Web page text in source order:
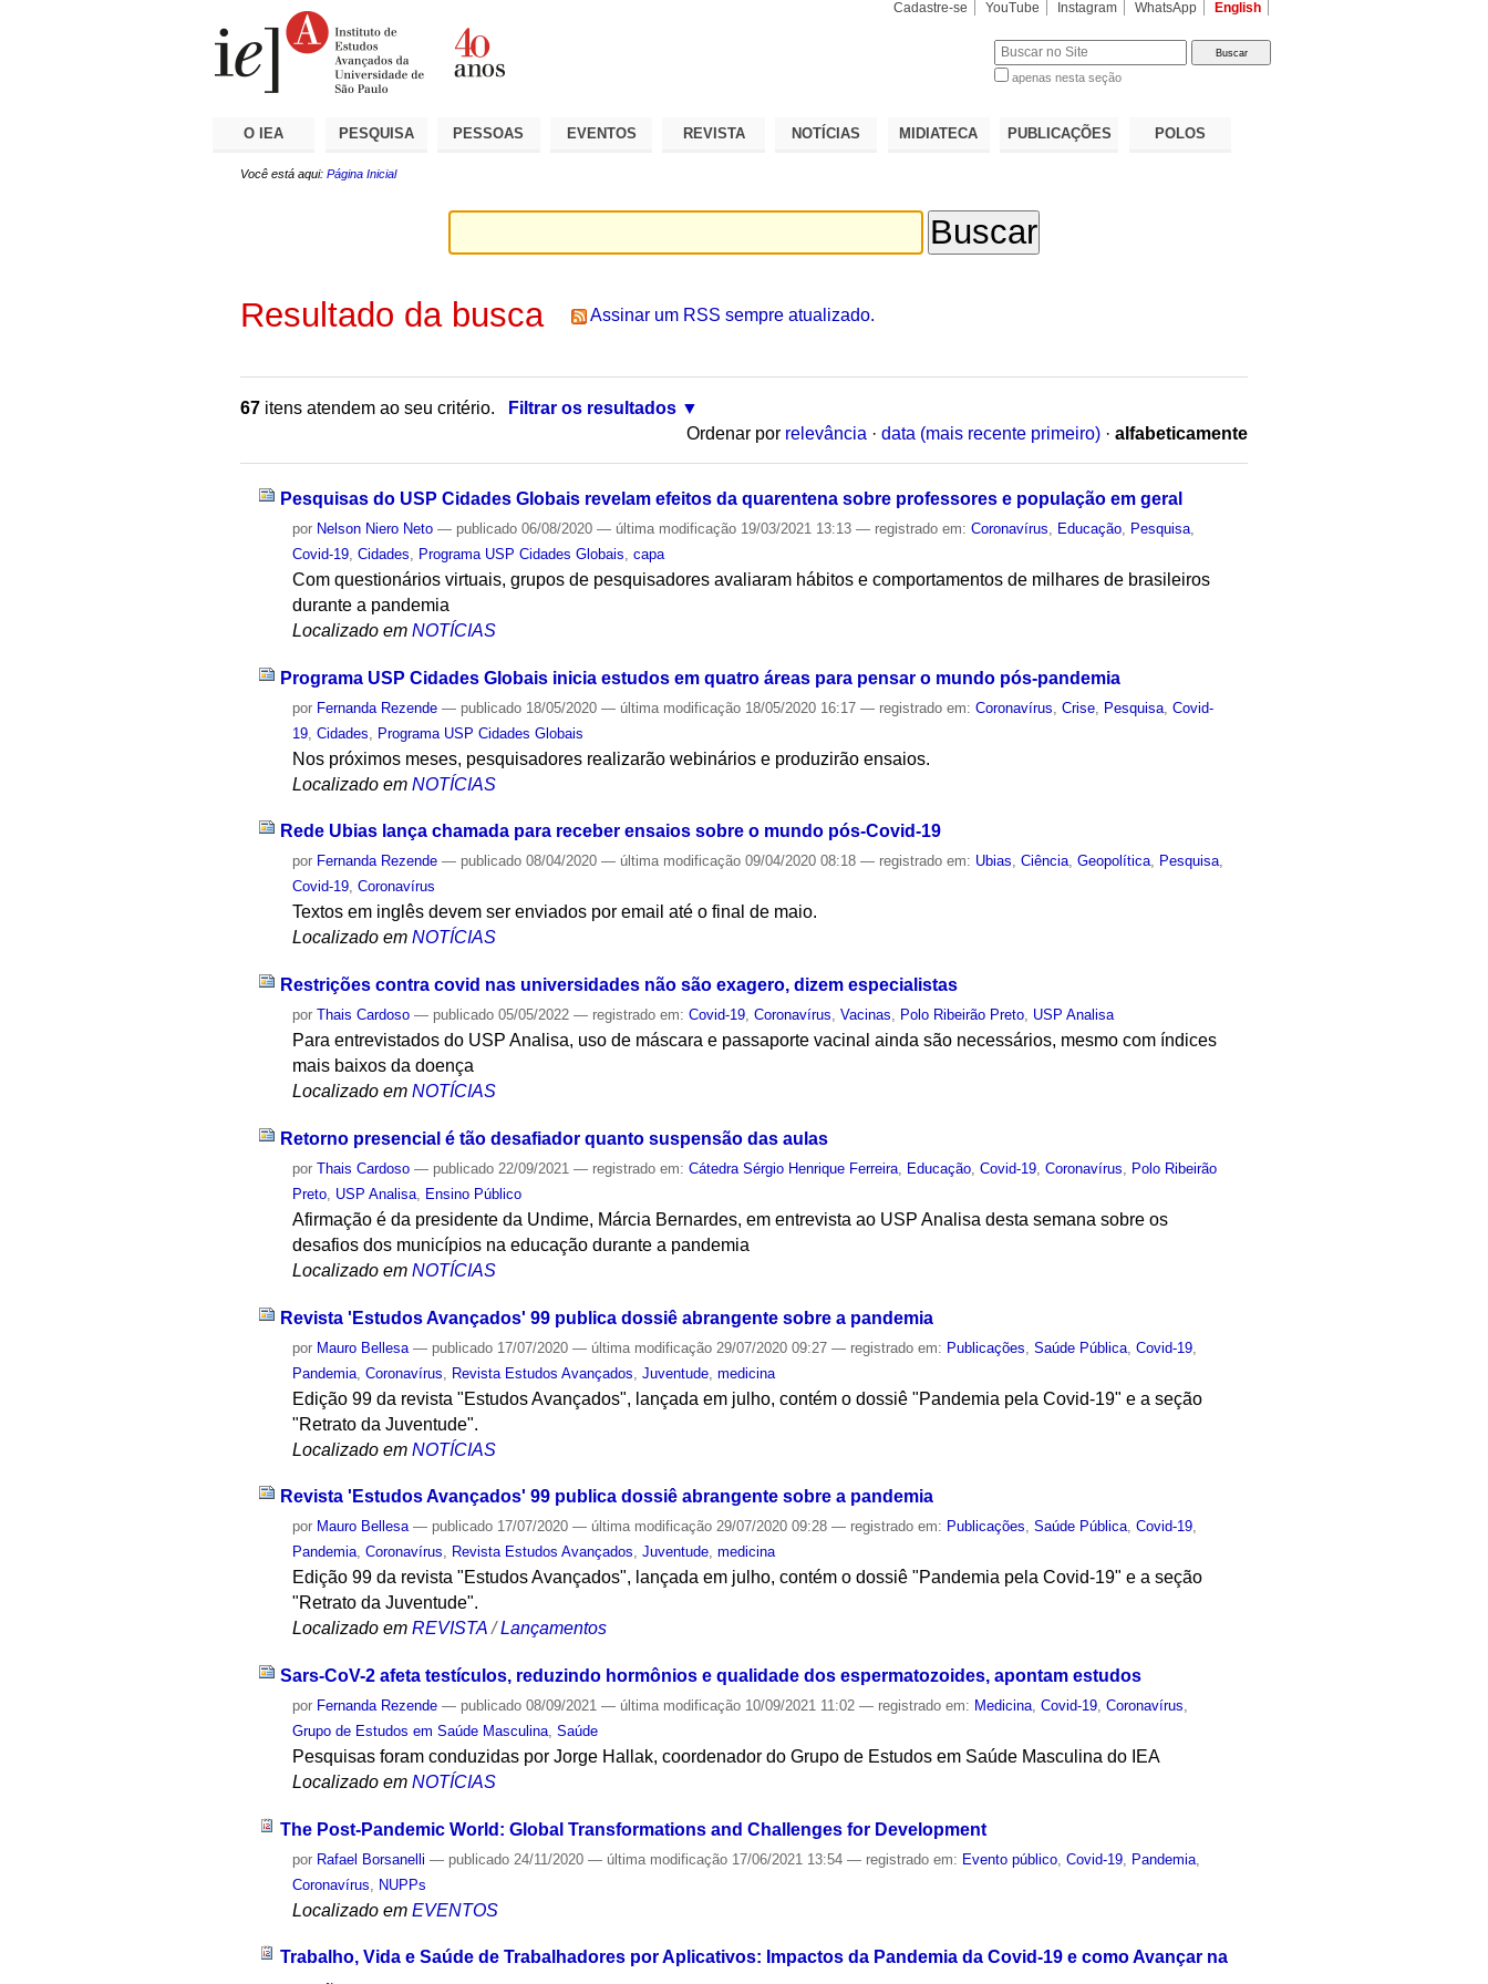
Cadastre-se YouTube Instagram WhatsApp English
apenas nesta seção
O IEA PESQUISA PESSOAS EVENTOS REVISTA NOTÍCIAS MIDIATECA PUBLICAÇÕES POLOS
Você está aqui: Página Inicial
Resultado da busca Assinar um RSS sempre atualizado.
67 itens atendem ao seu critério.
Filtrar os resultados
Ordenar por relevância · data (mais recente primeiro) · alfabeticamente
Pesquisas do USP Cidades Globais revelam efeitos da quarentena sobre professores e população em geral
por Nelson Niero Neto — publicado 06/08/2020— última modificação 19/03/2021 13:13— registrado em:Coronavírus Educação Pesquisa
Covid-19 ,Cidades Programa USP Cidades Globais ,capa
Com questionários virtuais, grupos de pesquisadores avaliaram hábitos e comportamentos de milhares de brasileiros
durante a pandemia
Localizado em NOTÍCIAS
Programa USP Cidades Globais inicia estudos em quatro áreas para pensar o mundo pós-pandemia
por Fernanda Rezende — publicado 18/05/2020— última modificação 18/05/2020 16:17— registrado em:Coronavírus ,Crise Pesquisa ,Covid-
19 ,Cidades Programa USP Cidades Globais
Nos próximos meses, pesquisadores realizarão webinários e produzirão ensaios.
Localizado em NOTÍCIAS
Rede Ubias lança chamada para receber ensaios sobre o mundo pós-Covid-19
por Fernanda Rezende — publicado 08/04/2020— última modificação 09/04/2020 08:18— registrado em: Ubias,Ciência,Geopolítica, Pesquisa,
Covid-19,Coronavírus
Textos em inglês devem ser enviados por email até o final de maio.
Localizado em NOTÍCIAS
Restrições contra covid nas universidades não são exagero, dizem especialistas
porThais Cardoso — publicado 05/05/2022— registrado em:Covid-19,Coronavírus,Vacinas, Polo Ribeirão Preto, USP Analisa
Para entrevistados do USP Analisa, uso de máscara e passaporte vacinal ainda são necessários, mesmo com índices
mais baixos da doença
Localizado em NOTÍCIAS
Retorno presencial é tão desafiador quanto suspensão das aulas
porThais Cardoso — publicado 22/09/2021— registrado em:Cátedra Sérgio Henrique Ferreira Educação ,Covid-19 ,Coronavírus
Polo Ribeirão
Preto USP Analisa Ensino Público
Afirmação é da presidente da Undime, Márcia Bernardes, em entrevista ao USP Analisa desta semana sobre os
desafios dos municípios na educação durante a pandemia
Localizado em NOTÍCIAS
Revista 'Estudos Avançados' 99 publica dossiê abrangente sobre a pandemia
por Mauro Bellesa — publicado 17/07/2020— última modificação 29/07/2020 09:27— registrado em: Publicações ,Saúde Pública ,Covid-19
Pandemia ,Coronavírus Revista Estudos Avançados ,Juventude ,medicina
Edição 99 da revista "Estudos Avançados", lançada em julho, contém o dossiê "Pandemia pela Covid-19" e a seção
"Retrato da Juventude".
Localizado em NOTÍCIAS
Revista 'Estudos Avançados' 99 publica dossiê abrangente sobre a pandemia
por Mauro Bellesa — publicado 17/07/2020— última modificação 29/07/2020 09:28— registrado em: Publicações,Saúde Pública,Covid-19,
Pandemia,Coronavírus, Revista Estudos Avançados,Juventude,medicina
Edição 99 da revista "Estudos Avançados", lançada em julho, contém o dossiê "Pandemia pela Covid-19" e a seção
"Retrato da Juventude".
Localizado em REVISTA /Lançamentos
Sars-CoV-2 afeta testículos, reduzindo hormônios e qualidade dos espermatozoides, apontam estudos
por Fernanda Rezende — publicado 08/09/2021— última modificação 10/09/2021 11:02— registrado em: Medicina ,Covid-19 ,Coronavírus
Grupo de Estudos em Saúde Masculina ,Saúde
Pesquisas foram conduzidas por Jorge Hallak, coordenador do Grupo de Estudos em Saúde Masculina do IEA
Localizado em NOTÍCIAS
The Post-Pandemic World: Global Transformations and Challenges for Development
por Rafael Borsanelli — publicado 24/11/2020— última modificação 17/06/2021 13:54— registrado em: Evento público ,Covid-19 Pandemia
Coronavírus
NUPPs
Localizado em EVENTOS
Trabalho, Vida e Saúde de Trabalhadores por Aplicativos: Impactos da Pandemia da Covid-19 e como Avançar na